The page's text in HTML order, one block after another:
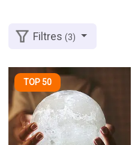
Filtres(3)
TOP 50